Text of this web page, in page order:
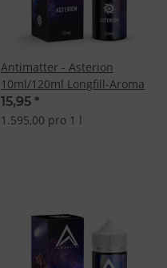
Antimatter - Asterion
10ml/120ml Longfill-Aroma
15,95 *
1.595,00 pro 1 l